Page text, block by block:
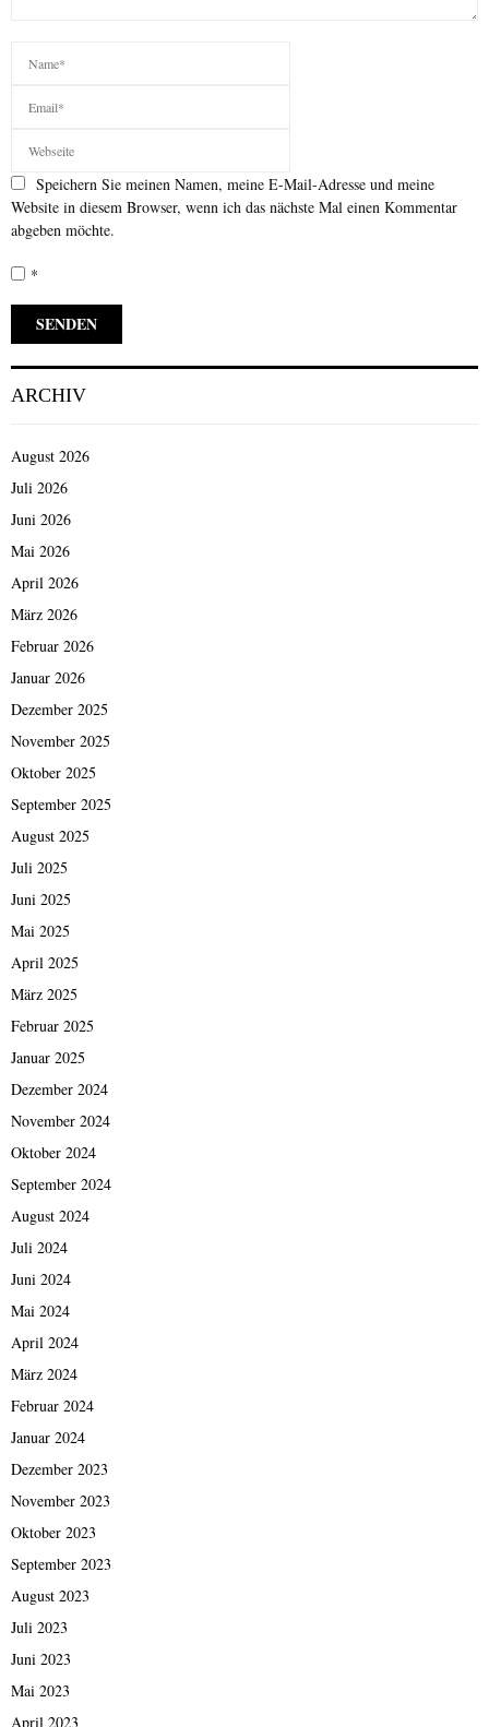
Speichern Sie meinen Namen, meine E-Mail-Adresse und meine
Website in diesem Browser, wenn ich das nächste Mal einen Kommentar
abgeben möchte.
*
ARCHIV
August 2026
Juli 2026
Juni 2026
Mai 2026
April 2026
März 2026
Februar 2026
Januar 2026
Dezember 2025
November 2025
Oktober 2025
September 2025
August 2025
Juli 2025
Juni 2025
Mai 2025
April 2025
März 2025
Februar 2025
Januar 2025
Dezember 2024
November 2024
Oktober 2024
September 2024
August 2024
Juli 2024
Juni 2024
Mai 2024
April 2024
März 2024
Februar 2024
Januar 2024
Dezember 2023
November 2023
Oktober 2023
September 2023
August 2023
Juli 2023
Juni 2023
Mai 2023
April 2023